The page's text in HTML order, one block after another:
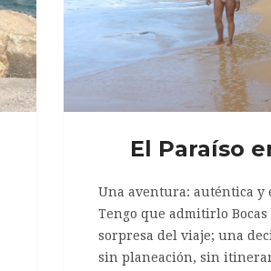
El Paraíso
Una aventura: auténtica y
Tengo que admitirlo
sorpresa del viaje; una
sin planeación, sin